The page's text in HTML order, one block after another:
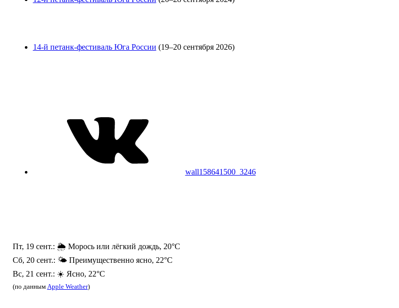
14-й петанк-фестиваль Юга России (19–20 сентября 2026)
wall158641500_3246
Пт, 19 сент.: 🌦️ Морось или лёгкий дождь, 20°C
Сб, 20 сент.: 🌤️ Преимущественно ясно, 22°C
Вс, 21 сент.: ☀️ Ясно, 22°C
(по данным Apple Weather)